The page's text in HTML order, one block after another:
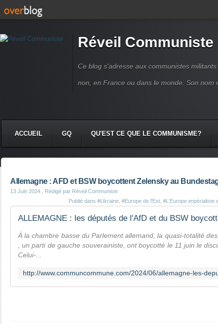
Réveil Communiste
Ce blog s'adresse aux communistes
non, en France ou dans le monde. Son nom
ACCUEIL GQ QU'EST CE QUE LE COMMUNISME?
Allemagne : AFD et BSW boycottent Zelensky au
13 Juin 2024 , Rédigé par Réveil Communiste
Publié dans #Ukraine #Europe de l'Est #L'Europe impérialiste
À la chambre basse du Parlement allemand, la quasi-totalité
, un parti de gauche souverainiste, ont boycotté le 11 juin le
Celui-...